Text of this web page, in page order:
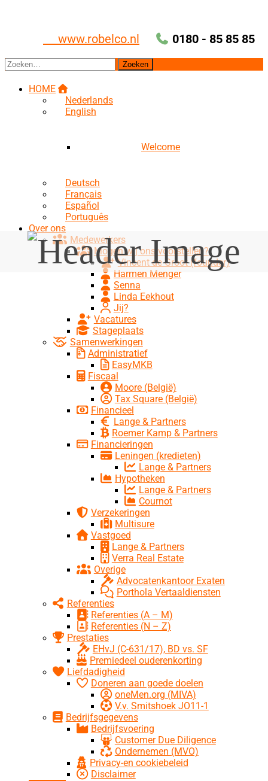
www.robelco.nl 0180 - 85 85 85
Zoeken
naar:
HOME
Nederlands
English
Welcome
Deutsch
Français
Español
Português
Over ons
Medewerkers
Mogen wij ons voorstellen?
Vincent de Groot (founder)
Harmen Menger
Senna
Linda Eekhout
Jij?
Vacatures
Stageplaats
Samenwerkingen
Administratief
EasyMKB
Fiscaal
Moore (België)
Tax Square (België)
Financieel
Lange & Partners
Roemer Kamp & Partners
Financieringen
Leningen (kredieten)
Lange & Partners
Hypotheken
Lange & Partners
Cournot
Verzekeringen
Multisure
Vastgoed
Lange & Partners
Verra Real Estate
Overige
Advocatenkantoor Exaten
Porthola Vertaaldiensten
Referenties
Referenties (A – M)
Referenties (N – Z)
Prestaties
EHvJ (C-631/17), BD vs. SF
Premiedeel ouderenkorting
Liefdadigheid
Doneren aan goede doelen
oneMen.org (MIVA)
V.v. Smitshoek JO11-1
Bedrijfsgegevens
Bedrijfsvoering
Customer Due Diligence
Ondernemen (MVO)
Privacy-en cookiebeleid
Disclaimer